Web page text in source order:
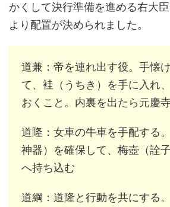
かくして決行準備を進める右大
より配置が決められました。
道兼：帝を連れ出す役。手懐
て、袿（うちき）を手に入れ
おくこと。内裏を出たら元慶
道隆：女車の牛車を手配する
神器）を確保して、梅壺（詮
へ持ち込む
道綱：道隆と行動を共にする